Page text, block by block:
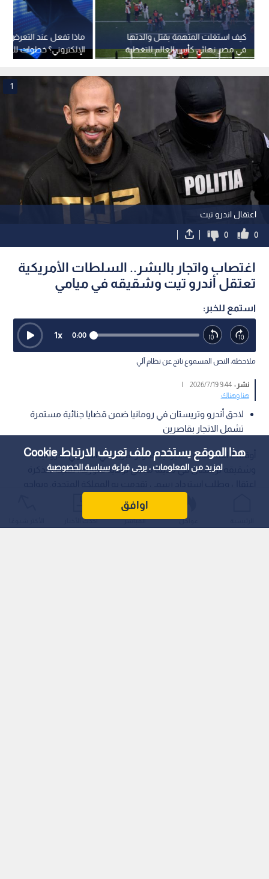
هذا الموقع يستخدم ملف تعريف الارتباط Cookie
لمزيد من المعلومات ، يرجى قراءةسياسة الخصوصية
اوافق
ماذا تفعل عند التعرض
الإلكتروني؟ خطوات
الاحتيال الرقمي
كيف استغلت المتهمة بقتل والدتها
في مصر نهائي كأس العالم للتغطية
على جريمتها؟
اعتقال اندرو تيت
1
0
0
اغتصاب واتجار بالبشر.. السلطات الأمريكية
تعتقل أندرو تيت وشقيقه في ميامي
استمع للخبر:
0:00
1x
ملاحظة: النص المسموع ناتج عن نظام آلي
نشر :9:44 2026/7/19
|
هنا وهناك
لاحق أندرو وتريستان في رومانيا ضمن قضايا جنائية مستمرة
تشمل الاتجار بقاصرين
أوقفت السلطات الأميركية المؤثر البريطاني الأميركي أندرو تيت
وشقيقه تريستان في مدينة ميامي بولاية فلوريدا، تنفيذا لمذكرة
عواجل المباشر أحدث الأخبار